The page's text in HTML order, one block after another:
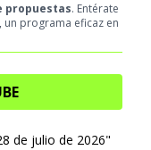
propuestas. Entérate
programa eficaz en
de julio de 2026"